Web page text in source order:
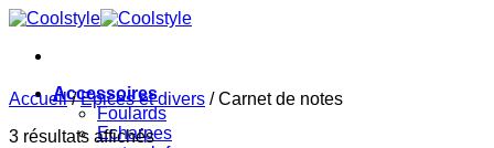
Passer
contenu
Accessoires
Foulards
Echarpes
Accueil / Epices et divers /Carnet de notes
3 résultats affichésTrié